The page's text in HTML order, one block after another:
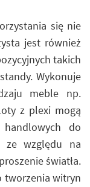
się nie
jest również
takich
Wykonuje
meble np.
z plexi mogą
do
ze względu na
światła.
tworzenia witryn